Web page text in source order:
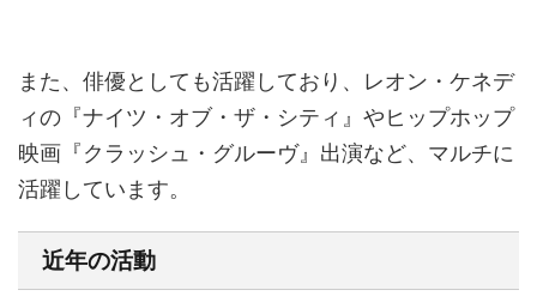
また、俳優としても活躍しており、レオン・ケネデ
ィの『ナイツ・オブ・ザ・シティ』やヒップホップ
映画『クラッシュ・グルーヴ』出演など、マルチに
活躍しています。
近年の活動